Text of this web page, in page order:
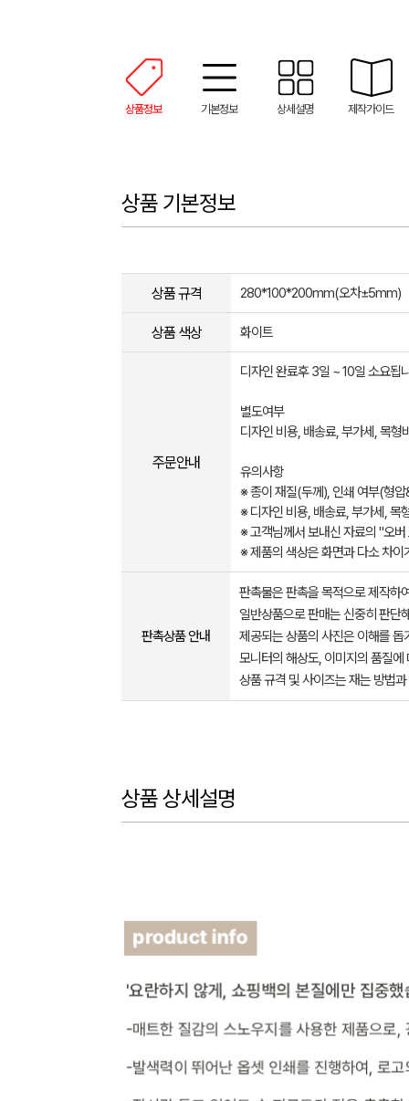
상품정보 기본정보 상세설명 제작가이드
상품 기본정보
상품 규격 280*100*200mm(오차±5mm)
상품 색상 화이트
주문안내
디자인 완료후 3일 ~ 10일 소요됩
별도여부
디자인 비용, 배송료, 부가세, 목
유의사항
※ 종이 재질(두께), 인쇄 여부(형
※ 디자인 비용, 배송료, 부가세, 목
※ 고객님께서 보내신 자료의 "오
※ 제품의 색상은 화면과 다소 차이
판촉상품 안내
판촉물은 판촉을 목적으로 제작하
일반상품으로 판매는 신중히 판단
제공되는 상품의 사진은 이해를
모니터의 해상도, 이미지의 품질
상품 규격 및 사이즈는 재는 방법
상품 상세설명